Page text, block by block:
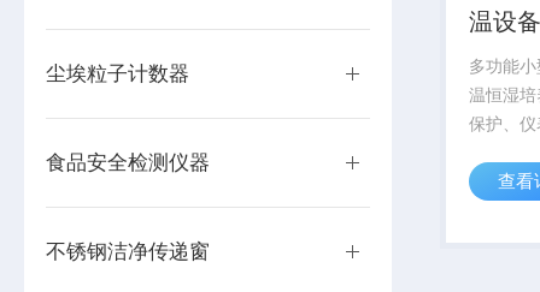
尘埃粒子计数器
食品安全检测仪器
不锈钢洁净传递窗
温设
箱
多功能
温恒湿
保护、
查看